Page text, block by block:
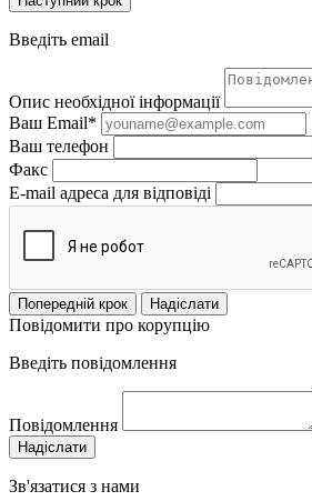
Введіть email
Опис необхідної інформації
Ваш Email*
Ваш телефон
Факс
E-mail адреса для відповіді
Попередній крок Надіслати
Повідомити про корупцію
Введіть повідомлення
Повідомлення
Надіслати
Зв'язатися з нами